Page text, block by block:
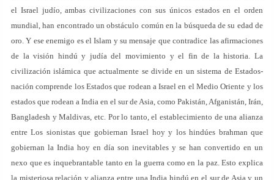
el Israel judío, ambas civilizaciones con sus únicos estados en el orden
mundial, han encontrado un obstáculo común en la búsqueda de su edad de
oro. Y ese enemigo es el Islam y su mensaje que contradice las afirmaciones
de la visión hindú y judía del movimiento y el fin de la historia. La
civilización islámica que actualmente se divide en un sistema de Estados-
nación comprende los Estados que rodean a Israel en el Medio Oriente y los
estados que rodean a India en el sur de Asia, como Pakistán, Afganistán, Irán,
Bangladesh y Maldivas, etc. Por lo tanto, el establecimiento de una alianza
entre Los sionistas que gobiernan Israel hoy y los hindúes brahman que
gobiernan la India hoy en día son inevitables y se han convertido en un
nexo que es inquebrantable tanto en la guerra como en la paz. Esto explica
la misteriosa relación y alianza entre una India hindú en el sur de Asia y un